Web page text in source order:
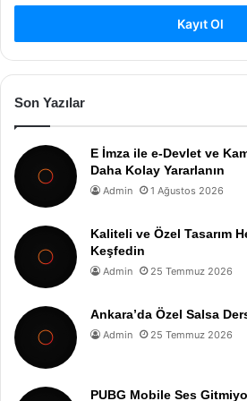
Kayıt Ol
Son Yazılar
E İmza ile e-Devlet ve
Daha Kolay Yararlanın
Admin 1 Ağustos 2026
Kaliteli ve Özel Tasarım
Keşfedin
Admin 25 Temmuz 2026
Ankara’da Özel Salsa
Admin 25 Temmuz 2026
PUBG Mobile Ses